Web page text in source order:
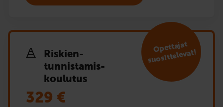
Riskien­
tunnistamis­
koulutus
Opettajat
suosittelevat!
329 €